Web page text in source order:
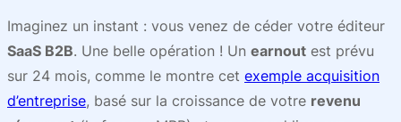
Imaginez un instant : vous venez de céder votre éditeur
SaaS B2B. Une belle opération ! Un earnout est prévu
sur 24 mois, comme le montre cet exemple acquisition
d’entreprise, basé sur la croissance de votre revenu